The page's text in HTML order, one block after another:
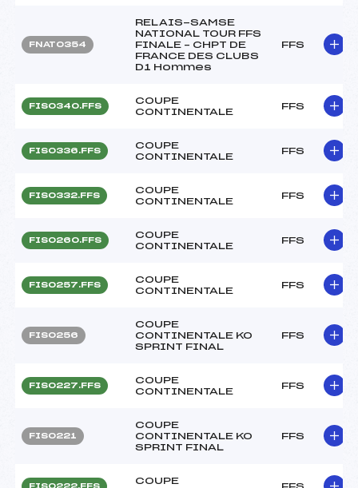
FNAT0354
RELAIS-SAMSE
NATIONAL TOUR FFS
FINALE – CHPT DE
FRANCE DES CLUBS
D1 Hommes
FFS
FIS0340.FFS
COUPE
CONTINENTALE
FFS
FIS0336.FFS
COUPE
CONTINENTALE
FFS
FIS0332.FFS
COUPE
CONTINENTALE
FFS
FIS0260.FFS
COUPE
CONTINENTALE
FFS
FIS0257.FFS
COUPE
CONTINENTALE
FFS
FIS0256
COUPE
CONTINENTALE KO
SPRINT FINAL
FFS
FIS0227.FFS
COUPE
CONTINENTALE
FFS
FIS0221
COUPE
CONTINENTALE KO
SPRINT FINAL
FFS
FIS0222.FFS
COUPE
FFS